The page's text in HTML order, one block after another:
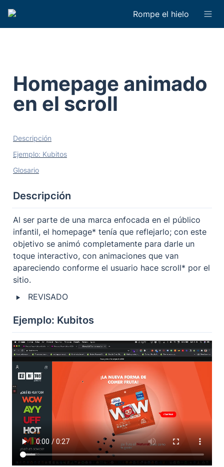
Rompe el hielo
Homepage animado
en el scroll
Descripción
Ejemplo: Kubitos
Glosario
Descripción
Al ser parte de una marca enfocada en el público
infantil, el homepage* tenía que reflejarlo; con este
objetivo se animó completamente para darle un
toque interactivo, con animaciones que van
apareciendo conforme el usuario hace scroll* por el
sitio.
‣ REVISADO
Ejemplo: Kubitos